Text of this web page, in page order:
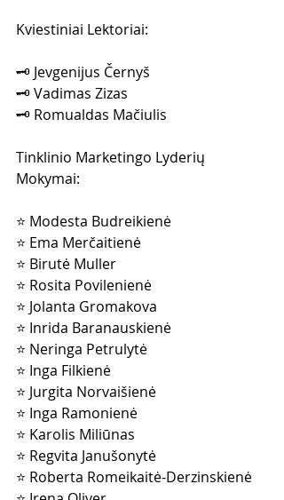
Kviestiniai Lektoriai:
🗝 Jevgenijus Černyš
🗝 Vadimas Zizas
🗝 Romualdas Mačiulis
Tinklinio Marketingo Lyderių
Mokymai:
⭐️ Modesta Budreikienė
⭐️ Ema Merčaitienė
⭐️ Birutė Muller
⭐️ Rosita Povilenienė
⭐️ Jolanta Gromakova
⭐️ Inrida Baranauskienė
⭐️ Neringa Petrulytė
⭐️ Inga Filkienė
⭐️ Jurgita Norvaišienė
⭐️ Inga Ramonienė
⭐️ Karolis Miliūnas
⭐️ Regvita Janušonytė
⭐️ Roberta Romeikaitė-Derzinskienė